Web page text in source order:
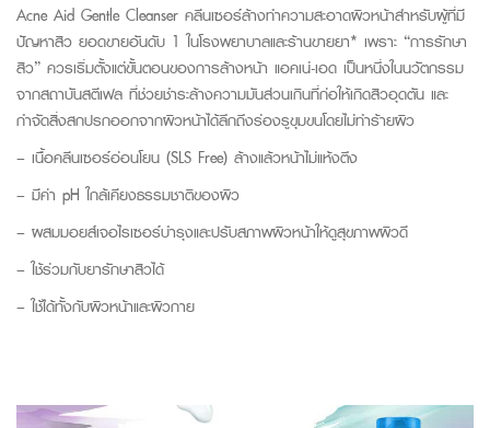
Acne Aid Gentle Cleanser คลีนเซอร์ล้างทำความสะอาดผิวหน้าสำหรับผู้ที่มี
ปัญหาสิว ยอดขายอันดับ 1 ในโรงพยาบาลและร้านขายยา* เพราะ “การรักษา
สิว” ควรเริ่มตั้งแต่ขั้นตอนของการล้างหน้า แอคเน่-เอด เป็นหนึ่งในนวัตกรรม
จากสถาบันสตีเฟล ที่ช่วยชำระล้างความมันส่วนเกินที่ก่อให้เกิดสิวอุดตัน และ
กำจัดสิ่งสกปรกออกจากผิวหน้าได้ลึกถึงร่องรูขุมขนโดยไม่ทำร้ายผิว
– เนื้อคลีนเซอร์อ่อนโยน (SLS Free) ล้างแล้วหน้าไม่แห้งตึง
– มีค่า pH ใกล้เคียงธรรมชาติของผิว
– ผสมมอยส์เจอไรเซอร์บำรุงและปรับสภาพผิวหน้าให้ดูสุขภาพผิวดี
– ใช้ร่วมกับยารักษาสิวได้
– ใช้ได้ทั้งกับผิวหน้าและผิวกาย